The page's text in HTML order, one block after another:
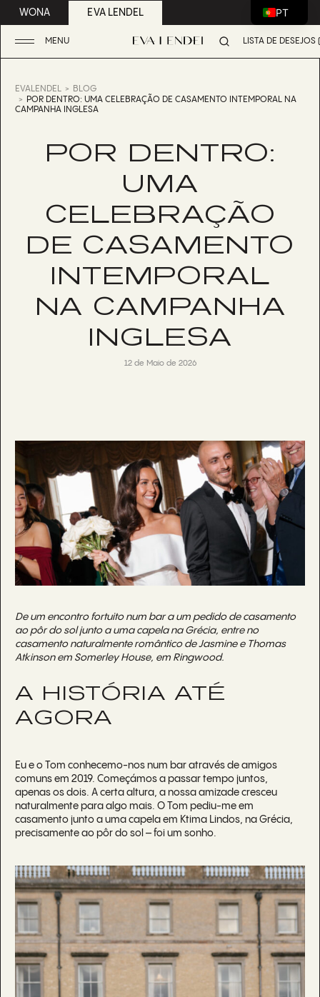
WONA EVA LENDEL
MENU LISTA DE DESEJOS
EVALENDEL
BLOG
POR DENTRO: UMA CELEBRAÇÃO DE CASAMENTO INTEMPORAL NA
CAMPANHA INGLESA
POR DENTRO:
UMA
CELEBRAÇÃO
DE CASAMENTO
INTEMPORAL
NA CAMPANHA
INGLESA
12 de Maio de 2026
De um encontro fortuito num bar a um pedido de casamento
ao pôr do sol junto a uma capela na Grécia, entre no
casamento naturalmente romântico de Jasmine e Thomas
Atkinson em Somerley House, em Ringwood.
A HISTÓRIA ATÉ
AGORA
Eu e o Tom conhecemo-nos num bar através de amigos
comuns em 2019. Começámos a passar tempo juntos,
apenas os dois. A certa altura, a nossa amizade cresceu
naturalmente para algo mais. O Tom pediu-me em
casamento junto a uma capela em Ktima Lindos, na Grécia,
precisamente ao pôr do sol – foi um sonho.
PT